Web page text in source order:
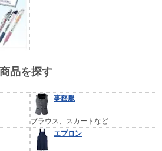
品を探す
事務服
ブラウス、スカートなど
エプロン